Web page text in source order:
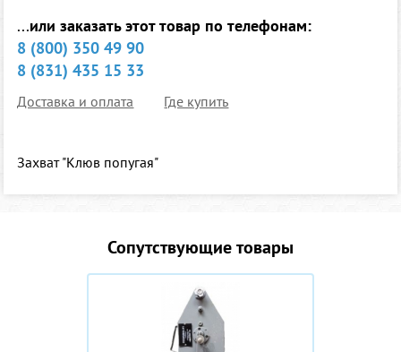
...или заказать этот товар по телефонам:
8 (800) 350 49 90
8 (831) 435 15 33
Доставка и оплата Где купить
Захват "Клюв попугая"
Сопутствующие товары